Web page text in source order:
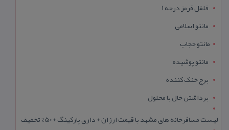
فلفل قرمز درجه 1
مانتو اسلامی
مانتو حجاب
مانتو پوشیده
برج خنک کننده
برداشتن خال با محلول
لیست مسافرخانه های مشهد با قیمت ارزان + داری پارکینگ + 50% تخفیف